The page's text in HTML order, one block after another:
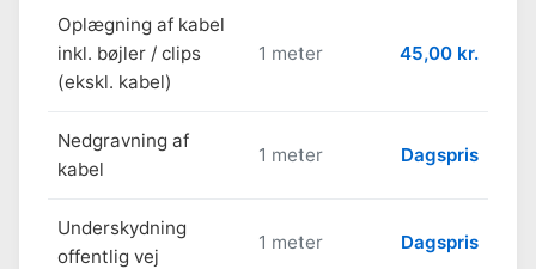
Oplægning af kabel
inkl. bøjler / clips
(ekskl. kabel)
1 meter 45,00 kr.
Nedgravning af
kabel
1 meter Dagspris
Underskydning
offentlig vej
1 meter Dagspris